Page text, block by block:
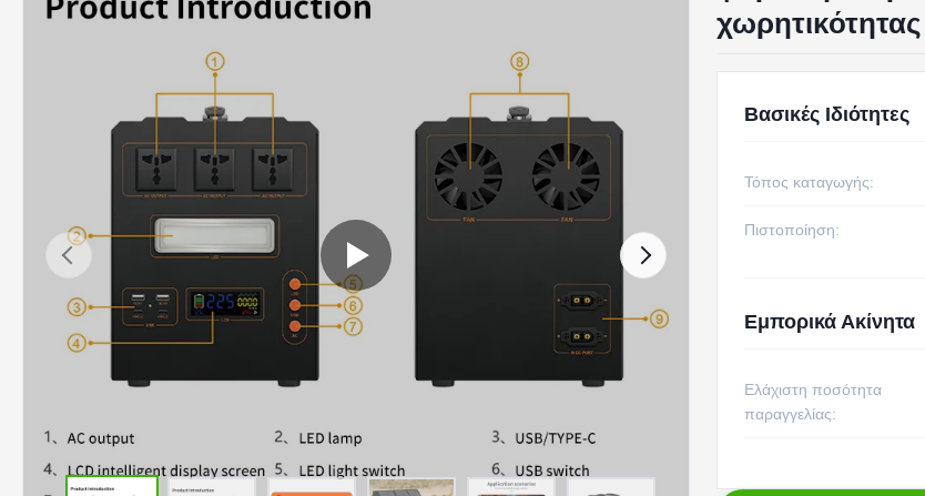
Βασικές Ιδιότητες
Τόπος καταγωγής:
Πιστοποίηση:
Εμπορικά Ακίνητα
Ελάχιστη ποσότητα
παραγγελίας: